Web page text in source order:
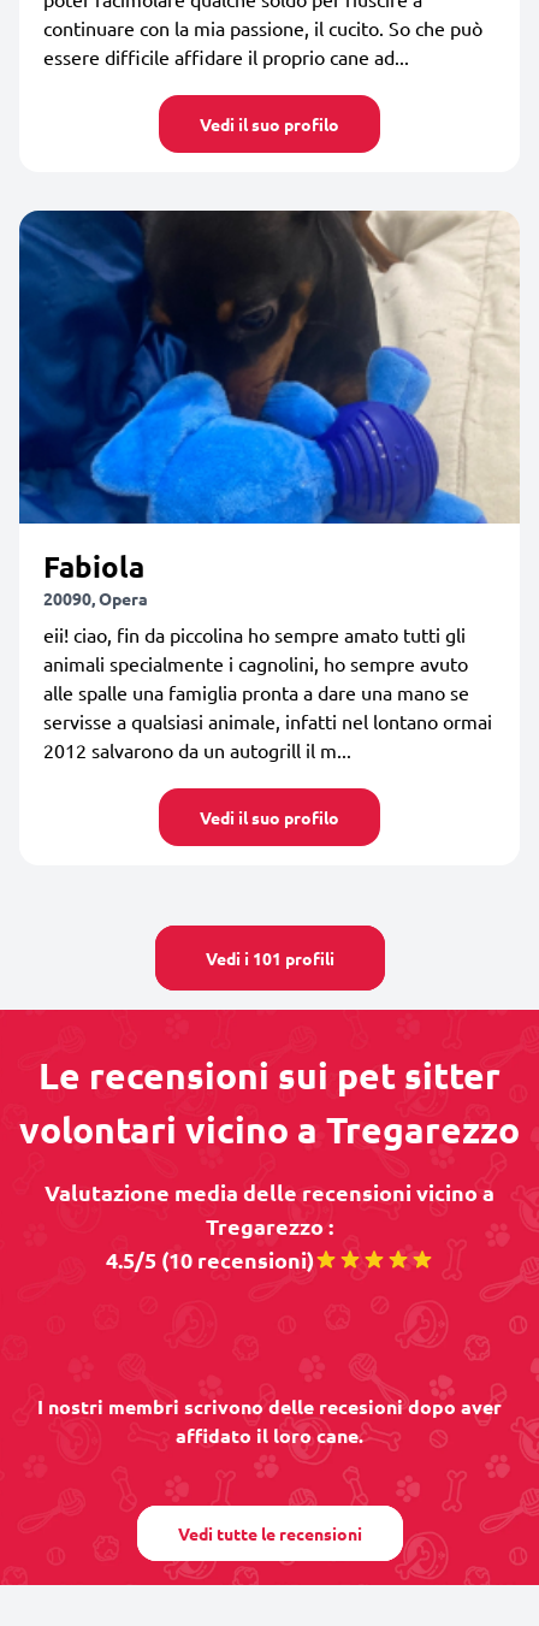
continuare con la mia passione, il cucito. So che può
essere difficile affidare il proprio cane ad...
Vedi il suo profilo
Fabiola
20090, Opera
eii! ciao, fin da piccolina ho sempre amato tutti gli
animali specialmente i cagnolini, ho sempre avuto
alle spalle una famiglia pronta a dare una mano se
servisse a qualsiasi animale, infatti nel lontano ormai
2012 salvarono da un autogrill il m...
Vedi il suo profilo
Vedi i 101 profili
Le recensioni sui pet sitter
volontari vicino a Tregarezzo
Valutazione media delle recensioni vicino a
Tregarezzo :
4.5/5 (10 recensioni)
I nostri membri scrivono delle recesioni dopo aver
affidato il loro cane.
Vedi tutte le recensioni